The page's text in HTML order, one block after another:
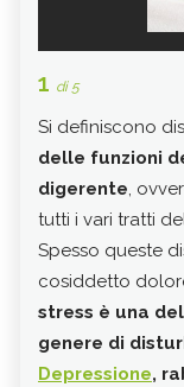
1 di 5
Si definiscono
delle funzioni
digerente,
tutti i vari tratti
Spesso queste
cosiddetto
stress è una
genere di
Depressione,